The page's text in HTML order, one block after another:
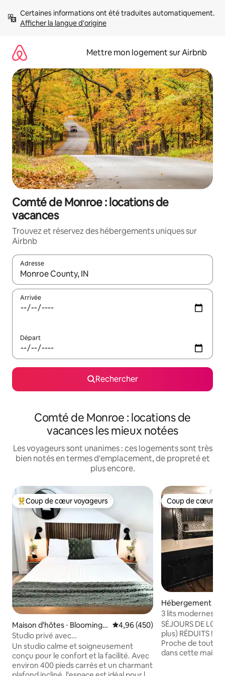
directement
Afficher la langue d'origine
Mettre mon logement sur Airbnb
Comté de Monroe : locations de
vacances
Trouvez et réservez des hébergements uniques sur
Airbnb
Adresse
Lorsque les résultats s'affichent, utilisez les flèches vers le
Arrivée
Départ
Rechercher
Comté de Monroe : locations de
vacances les mieux notées
Les voyageurs sont unanimes : ces logements sont très
bien notés en termes d'emplacement, de propreté et
plus encore.
Coups de cœur voyageurs les plus appréciés
Coup de cœur voyageurs
Maison d'hôtes ⋅ Bloomingt
on
Évaluation moyenne sur la
4,96 (450)
Studio privé avec
cuisine + parking | 5 min d'IU
Un studio calme et soigneusement
conçu pour le confort et la facilité. Avec
environ 400 pieds carrés et un charmant
Coup de cœur
Coup de cœur
Hébergement ⋅
3 lits modernes, 1
stade/campus IU
SÉJOURS DE
plus) RÉDUITS !
Proche de tout
dans cette